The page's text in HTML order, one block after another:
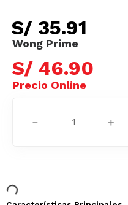
S/ 35 91
S/ 46 90
Características Principales